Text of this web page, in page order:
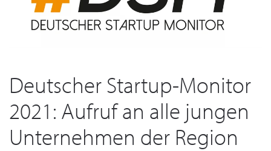
Deutscher Startup-Monitor
2021: Aufruf an alle jungen
Unternehmen der Region